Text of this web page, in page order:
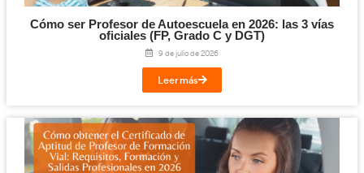
Transporte de Viajeros (6)
(5)
Vehículos Eléctricos (20)